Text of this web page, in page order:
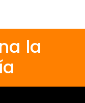
la